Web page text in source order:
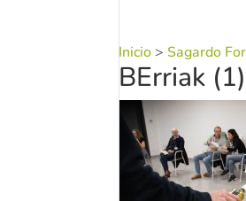
Inicio>Sagardo
BErriak (1)